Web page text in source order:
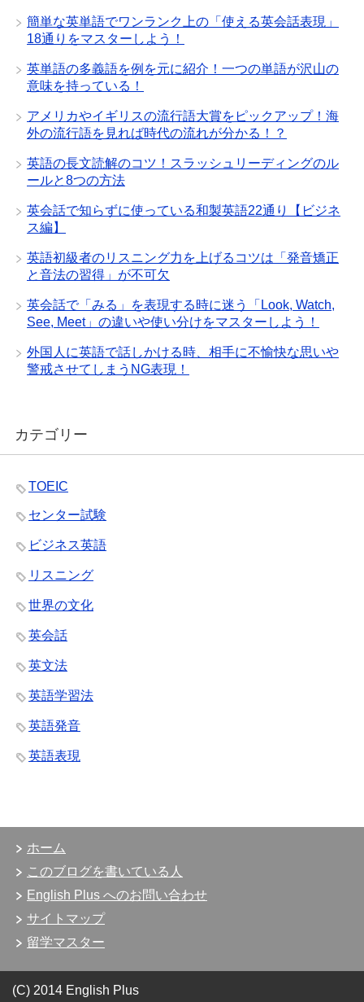
簡単な英単語でワンランク上の「使える英会話表現」
18通りをマスターしよう！
英単語の多義語を例を元に紹介！一つの単語が沢山の
意味を持っている！
アメリカやイギリスの流行語大賞をピックアップ！海
外の流行語を見れば時代の流れが分かる！？
英語の長文読解のコツ！スラッシュリーディングのル
ールと8つの方法
英会話で知らずに使っている和製英語22通り【ビジネ
ス編】
英語初級者のリスニング力を上げるコツは「発音矯正
と音法の習得」が不可欠
英会話で「みる」を表現する時に迷う「Look, Watch,
See, Meet」の違いや使い分けをマスターしよう！
外国人に英語で話しかける時、相手に不愉快な思いや
警戒させてしまうNG表現！
カテゴリー
TOEIC
センター試験
ビジネス英語
リスニング
世界の文化
英会話
英文法
英語学習法
英語発音
英語表現
ホーム
このブログを書いている人
English Plus へのお問い合わせ
サイトマップ
留学マスター
(C) 2014 English Plus